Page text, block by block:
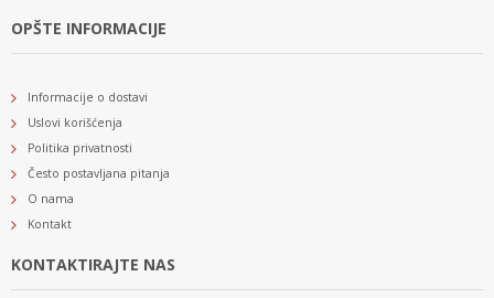
OPŠTE INFORMACIJE
Informacije o dostavi
Uslovi korišćenja
Politika privatnosti
Često postavljana pitanja
O nama
Kontakt
KONTAKTIRAJTE NAS